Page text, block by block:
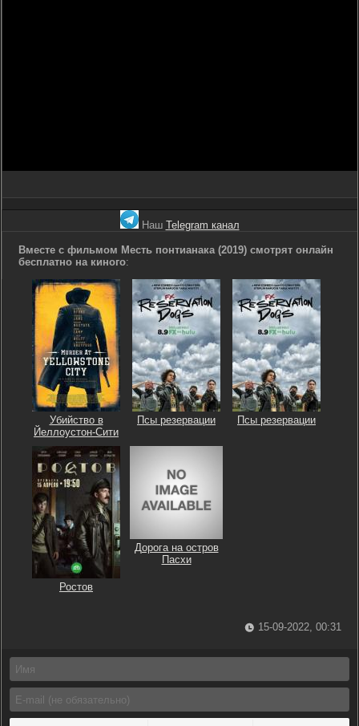
Наш Telegram канал
Вместе с фильмом Месть понтианака (2019) смотрят онлайн
бесплатно на киного:
Убийство в
Йеллоустон-Сити
Псы резервации Псы резервации
Ростов
Дорога на остров
Пасхи
15-09-2022, 00:31